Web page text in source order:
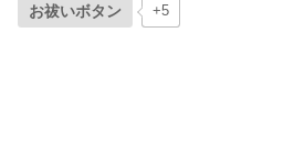
お祓いボタン +5